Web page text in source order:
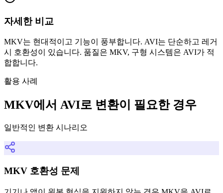
자세한 비교
MKV는 현대적이고 기능이 풍부합니다. AVI는 단순하고 레거
시 호환성이 있습니다. 품질은 MKV, 구형 시스템은 AVI가 적
합합니다.
활용 사례
MKV에서 AVI로 변환이 필요한 경우
일반적인 변환 시나리오
MKV 호환성 문제